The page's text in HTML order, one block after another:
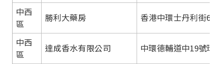
中西
區
勝利大藥房 香港中環士丹利街
中西
區
達成香水有限公司 中環德輔道中19號